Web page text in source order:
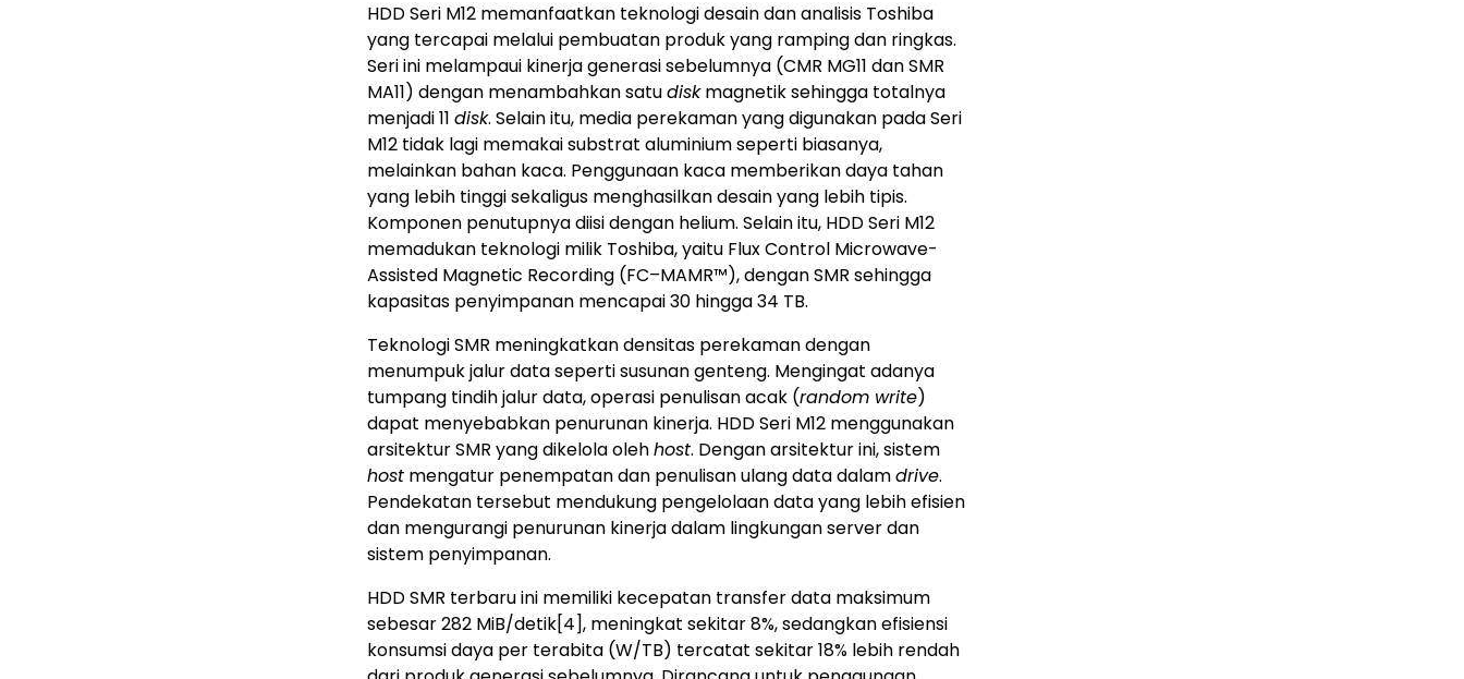
HDD Seri M12 memanfaatkan teknologi desain dan analisis Toshiba
yang tercapai melalui pembuatan produk yang ramping dan ringkas.
Seri ini melampaui kinerja generasi sebelumnya (CMR MG11 dan SMR
MA11) dengan menambahkan satudiskmagnetik sehingga totalnya
menjadi 11 disk. Selain itu, media perekaman yang digunakan pada Seri
M12 tidak lagi memakai substrat aluminium seperti biasanya,
melainkan bahan kaca. Penggunaan kaca memberikan daya tahan
yang lebih tinggi sekaligus menghasilkan desain yang lebih tipis.
Komponen penutupnya diisi dengan helium. Selain itu, HDD Seri M12
memadukan teknologi milik Toshiba, yaitu Flux Control Microwave-
Assisted Magnetic Recording (FC–MAMR™), dengan SMR sehingga
kapasitas penyimpanan mencapai 30 hingga 34 TB.
Teknologi SMR meningkatkan densitas perekaman dengan
menumpuk jalur data seperti susunan genteng. Mengingat adanya
tumpang tindih jalur data, operasi penulisan acak (random write)
dapat menyebabkan penurunan kinerja. HDD Seri M12 menggunakan
arsitektur SMR yang dikelola olehhost. Dengan arsitektur ini, sistem
host mengatur penempatan dan penulisan ulang data dalamdrive.
Pendekatan tersebut mendukung pengelolaan data yang lebih efisien
dan mengurangi penurunan kinerja dalam lingkungan server dan
sistem penyimpanan.
HDD SMR terbaru ini memiliki kecepatan transfer data maksimum
sebesar 282 MiB/detik[4], meningkat sekitar 8%, sedangkan efisiensi
konsumsi daya per terabita (W/TB) tercatat sekitar 18% lebih rendah